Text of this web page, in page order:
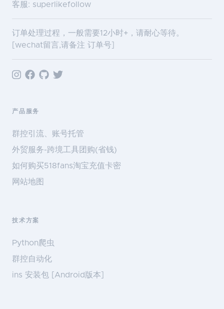
客服: superlikefollow
订单处理过程，一般需要12小时+，请耐心等待。
[wechat留言,请备注 订单号]
产品服务
群控引流、账号托管
外贸服务-跨境工具团购(省钱)
如何购买518fans淘宝充值卡密
网站地图
技术方案
Python爬虫
群控自动化
ins 安装包 [Android版本]